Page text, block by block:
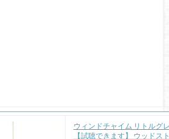
ウィンドチャイム リトルグ
【試聴できます】 ウッドス